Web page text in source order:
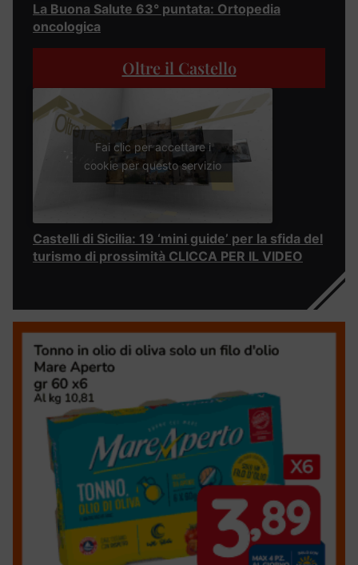
La Buona Salute 63° puntata: Ortopedia
oncologica
Oltre il Castello
Fai clic per accettare i
cookie per questo servizio
Castelli di Sicilia: 19 ‘mini guide’ per la sfida del
turismo di prossimità CLICCA PER IL VIDEO